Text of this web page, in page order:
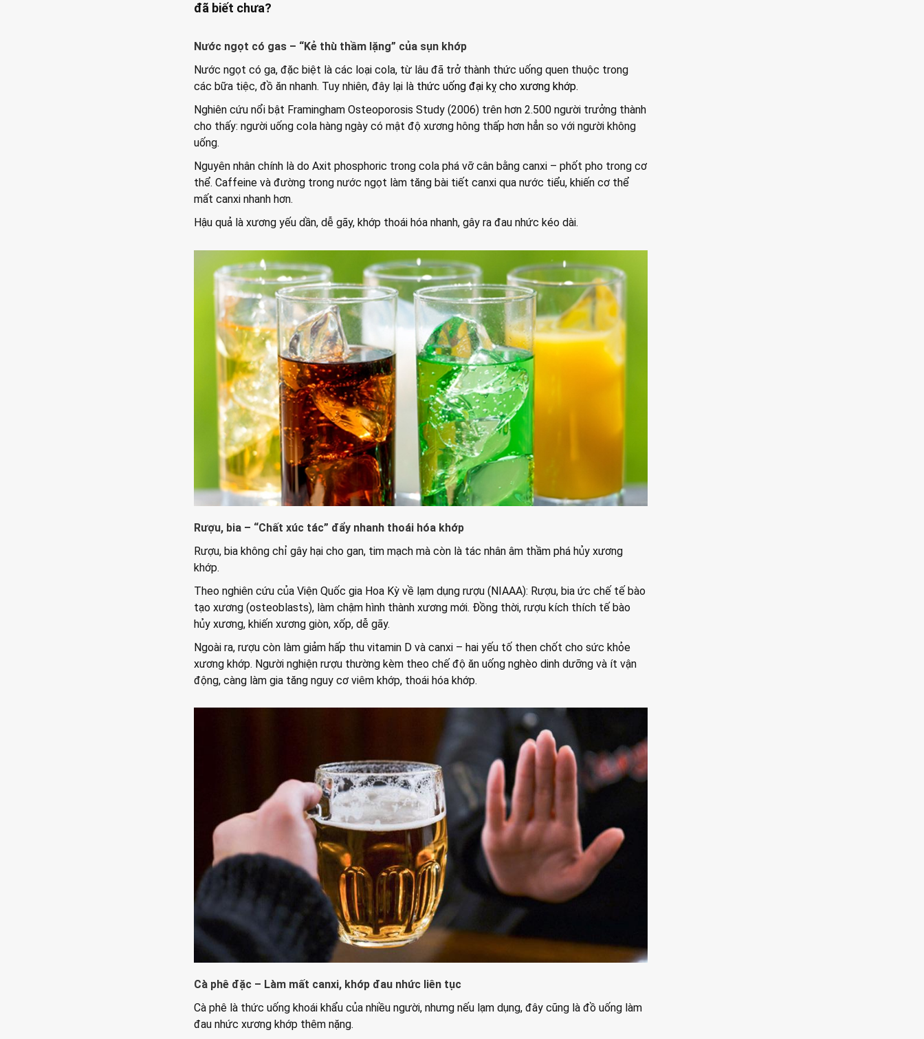
đã biết chưa?
Nước ngọt có gas – “Kẻ thù thầm lặng” của sụn khớp
Nước ngọt có ga, đặc biệt là các loại cola, từ lâu đã trở thành thức uống quen thuộc trong
các bữa tiệc, đồ ăn nhanh. Tuy nhiên, đây lại là thức uống đại kỵ cho xương khớp.
Nghiên cứu nổi bật Framingham Osteoporosis Study (2006) trên hơn 2.500 người trưởng thành
cho thấy: người uống cola hàng ngày có mật độ xương hông thấp hơn hẳn so với người không
uống.
Nguyên nhân chính là do Axit phosphoric trong cola phá vỡ cân bằng canxi – phốt pho trong cơ
thể. Caffeine và đường trong nước ngọt làm tăng bài tiết canxi qua nước tiểu, khiến cơ thể
mất canxi nhanh hơn.
Hậu quả là xương yếu dần, dễ gãy, khớp thoái hóa nhanh, gây ra đau nhức kéo dài.
Rượu, bia – “Chất xúc tác” đẩy nhanh thoái hóa khớp
Rượu, bia không chỉ gây hại cho gan, tim mạch mà còn là tác nhân âm thầm phá hủy xương
khớp.
Theo nghiên cứu của Viện Quốc gia Hoa Kỳ về lạm dụng rượu (NIAAA): Rượu, bia ức chế tế bào
tạo xương (osteoblasts), làm chậm hình thành xương mới. Đồng thời, rượu kích thích tế bào
hủy xương, khiến xương giòn, xốp, dễ gãy.
Ngoài ra, rượu còn làm giảm hấp thu vitamin D và canxi – hai yếu tố then chốt cho sức khỏe
xương khớp. Người nghiện rượu thường kèm theo chế độ ăn uống nghèo dinh dưỡng và ít vận
động, càng làm gia tăng nguy cơ viêm khớp, thoái hóa khớp.
Cà phê đặc – Làm mất canxi, khớp đau nhức liên tục
Cà phê là thức uống khoái khẩu của nhiều người, nhưng nếu lạm dụng, đây cũng là đồ uống làm
đau nhức xương khớp thêm nặng.